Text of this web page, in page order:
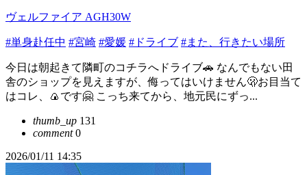
ヴェルファイア AGH30W
#単身赴任中 #宮崎 #愛媛 #ドライブ #また、行きたい場所
今日は朝起きて隣町のコチラへドライブ🚗 なんでもない田
舎のショップを見えますが、侮ってはいけません🫢お目当て
はコレ、🍙です🤗 こっち来てから、地元民にずっ...
thumb_up 131
comment0
2026/01/11 14:35